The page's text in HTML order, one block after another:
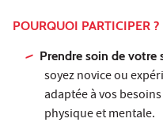
POURQUOI PARTICIPER ?
Prendre soin de
soyez novice ou
adaptée à vos
physique et mentale.